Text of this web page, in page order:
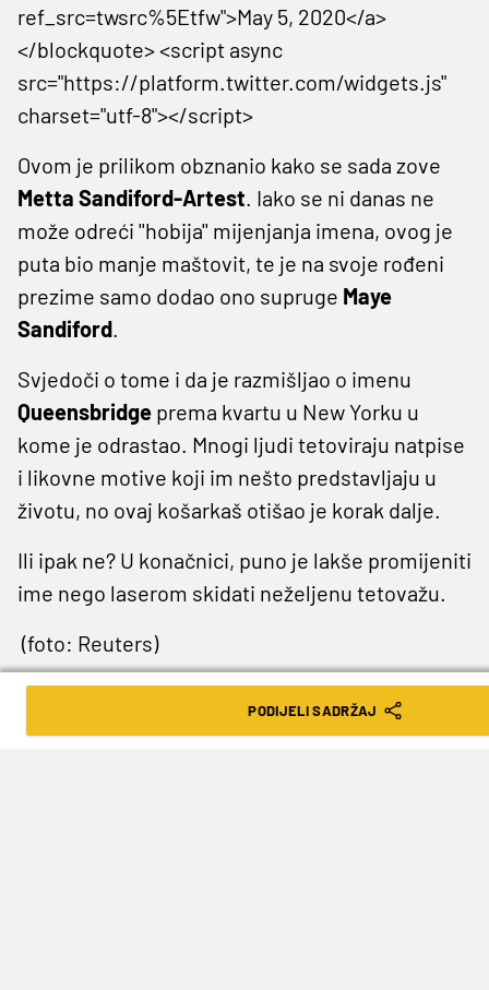
ref_src=twsrc%5Etfw">May 5, 2020</a>
</blockquote> <script async
src="https://platform.twitter.com/widgets.js"
charset="utf-8"></script>
Ovom je prilikom obznanio kako se sada zove
Metta Sandiford-Artest. Iako se ni danas ne
može odreći ''hobija'' mijenjanja imena, ovog je
puta bio manje maštovit, te je na svoje rođeni
prezime samo dodao ono supruge Maye
Sandiford.
Svjedoči o tome i da je razmišljao o imenu
Queensbridge prema kvartu u New Yorku u
kome je odrastao. Mnogi ljudi tetoviraju natpise
i likovne motive koji im nešto predstavljaju u
životu, no ovaj košarkaš otišao je korak dalje.
Ili ipak ne? U konačnici, puno je lakše promijeniti
ime nego laserom skidati neželjenu tetovažu.
(foto: Reuters)
PODIJELI SADRŽAJ